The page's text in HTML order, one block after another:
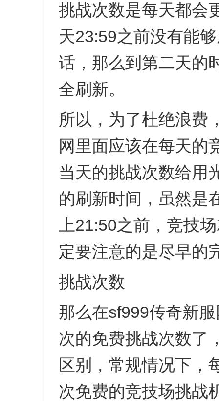
挑战次数是每天都会
天23:59之前没有能
话，那么到第二天的
全刷新。
所以，为了杜绝浪费
网里面应该在每天的
当天的挑战次数给用
的刷新时间，虽然是
上21:50之前，竞技
定要注意的是尽早的
挑战次数
那么在sf999传奇新
次的免费挑战次数了
区别，常规情况下，
次免费的竞技场挑战